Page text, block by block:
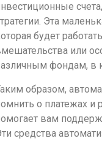
Эта
будет
или
фондам, в
образом,
о платежах и
вам
средства